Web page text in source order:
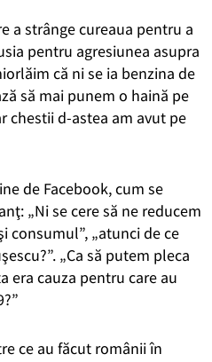
a strânge cureaua pentru a
pentru agresiunea asupra
că ni se ia benzina de
să mai punem o haină pe
chestii d-astea am avut pe
de Facebook, cum se
„Ni se cere să ne reducem
consumul”, „atunci de ce
„Ca să putem pleca
era cauza pentru care au
ce au făcut românii în